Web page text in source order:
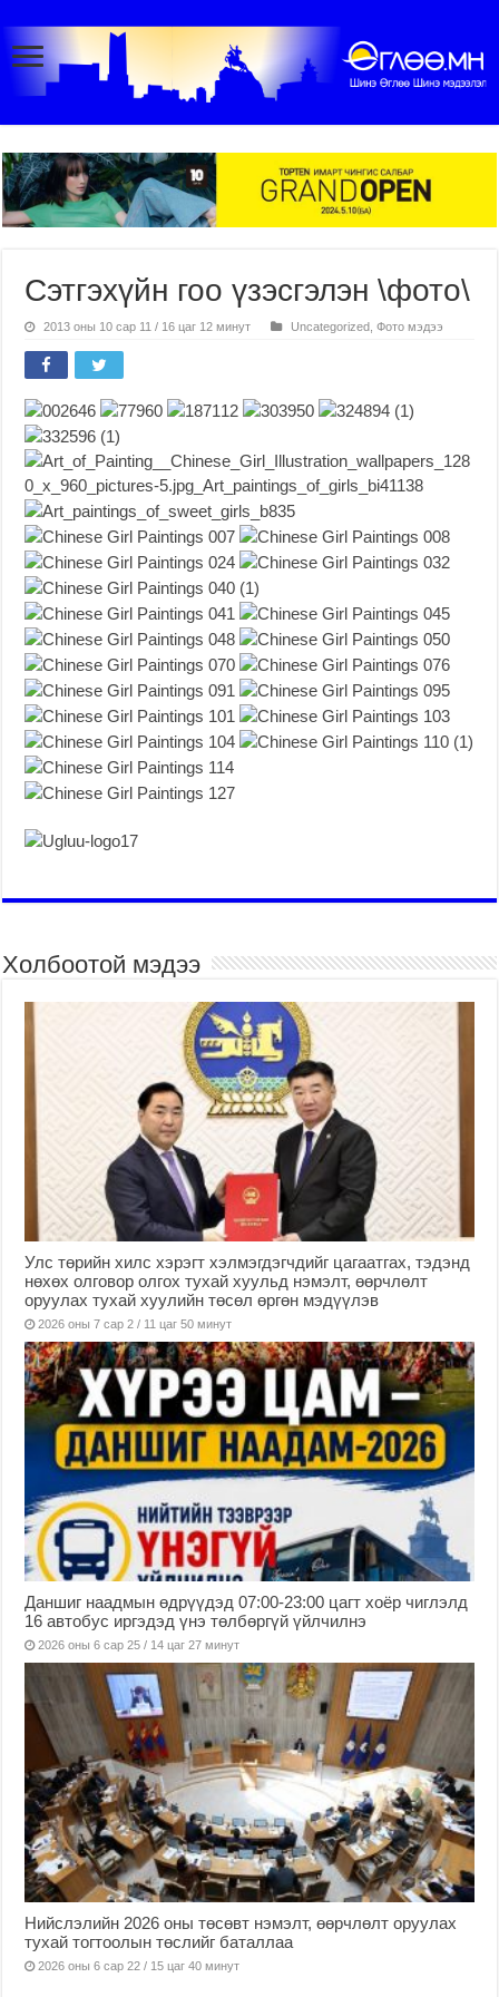
Сэтгэхүйн гоо үзэсгэлэн \фото\
2013 оны 10 сар 11 / 16 цаг 12 минут Uncategorized ,Фото мэдээ
Холбоотой мэдээ
Улс төрийн хилс хэрэгт хэлмэгдэгчдийг цагаатгах, тэдэнд
нөхөх олговор олгох тухай хуульд нэмэлт, өөрчлөлт
оруулах тухай хуулийн төсөл өргөн мэдүүлэв
2026 оны 7 сар 2 / 11 цаг 50 минут
Даншиг наадмын өдрүүдэд 07:00-23:00 цагт хоёр чиглэлд
16 автобус иргэдэд үнэ төлбөргүй үйлчилнэ
2026 оны 6 сар 25 / 14 цаг 27 минут
Нийслэлийн 2026 оны төсөвт нэмэлт, өөрчлөлт оруулах
тухай тогтоолын төслийг баталлаа
2026 оны 6 сар 22 / 15 цаг 40 минут